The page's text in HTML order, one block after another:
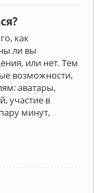
как
ли вы
или нет. Тем
возможности,
аватары,
участие в
минут,